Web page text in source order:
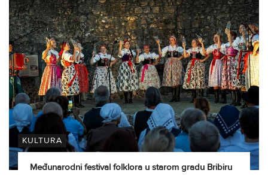
KULTURA
Međunarodni festival folklora u starom gradu Bribiru